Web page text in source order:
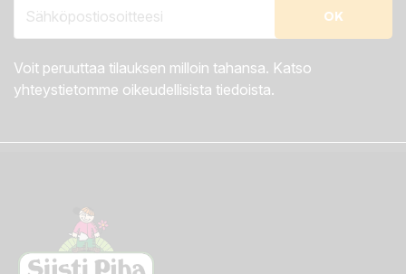
Voit peruuttaa tilauksen milloin tahansa. Katso
yhteystietomme oikeudellisista tiedoista.